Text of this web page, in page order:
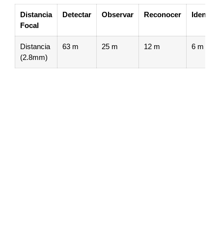
Distancia
Focal
Detectar Observar Reconocer
Distancia
(2.8mm)
63 m 25 m 12 m 6 m